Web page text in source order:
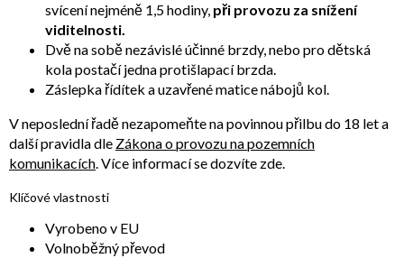
svícení nejméně 1,5 hodiny, při provozu za snížení
viditelnosti.
Dvě na sobě nezávislé účinné brzdy, nebo pro dětská
kola postačí jedna protišlapací brzda.
Záslepka řídítek a uzavřené matice nábojů kol.
V neposlední řadě nezapomeňte na povinnou přilbu do 18 let a
další pravidla dle Zákona o provozu na pozemních
komunikacích. Více informací se dozvíte zde.
Klíčové vlastnosti
Vyrobeno v EU
Volnoběžný převod